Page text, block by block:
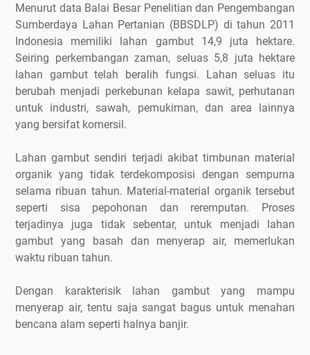
4. Lahan Gambut Mampu Menjaga Perubahan Iklim
Proses Terjadinya Kebakaran Lahan Gambut
1. Lahan Gambut Dikeringkan
2. Lahan Gambut Kering Mudah Terbakar
3. Kebakaran Lahan Gambut Cepat Menyebar
4. Api Susah Dipadamkan
Menjalar ke Area Lain
Peristiwa Kebakaran Hutan dan Lahan (Karhutla) Besar di
Indonesia
1. Karhutla Bulan Juli 1997 - Februari 1998
2. Karhutla Tahun 2015
Apakah Indonesia Sudah Merdeka dari Karhutla?
1. Memetakan Lahan Gambut yang akan Direstorasi
2. Penentuan Jenis Restorasi yang Tepat
3. Pembasahan Kembali Lahan Gambut
Menurut data Balai Besar Penelitian dan Pengembangan
Sumberdaya Lahan Pertanian (BBSDLP) di tahun 2011
Indonesia memiliki lahan gambut 14,9 juta hektare.
Seiring perkembangan zaman, seluas 5,8 juta hektare
lahan gambut telah beralih fungsi. Lahan seluas itu
berubah menjadi perkebunan kelapa sawit, perhutanan
untuk industri, sawah, pemukiman, dan area lainnya
yang bersifat komersil.
Lahan gambut sendiri terjadi akibat timbunan material
organik yang tidak terdekomposisi dengan sempurna
selama ribuan tahun. Material-material organik tersebut
seperti sisa pepohonan dan reremputan. Proses
terjadinya juga tidak sebentar, untuk menjadi lahan
gambut yang basah dan menyerap air, memerlukan
waktu ribuan tahun.
Dengan karakterisik lahan gambut yang mampu
menyerap air, tentu saja sangat bagus untuk menahan
bencana alam seperti halnya banjir.